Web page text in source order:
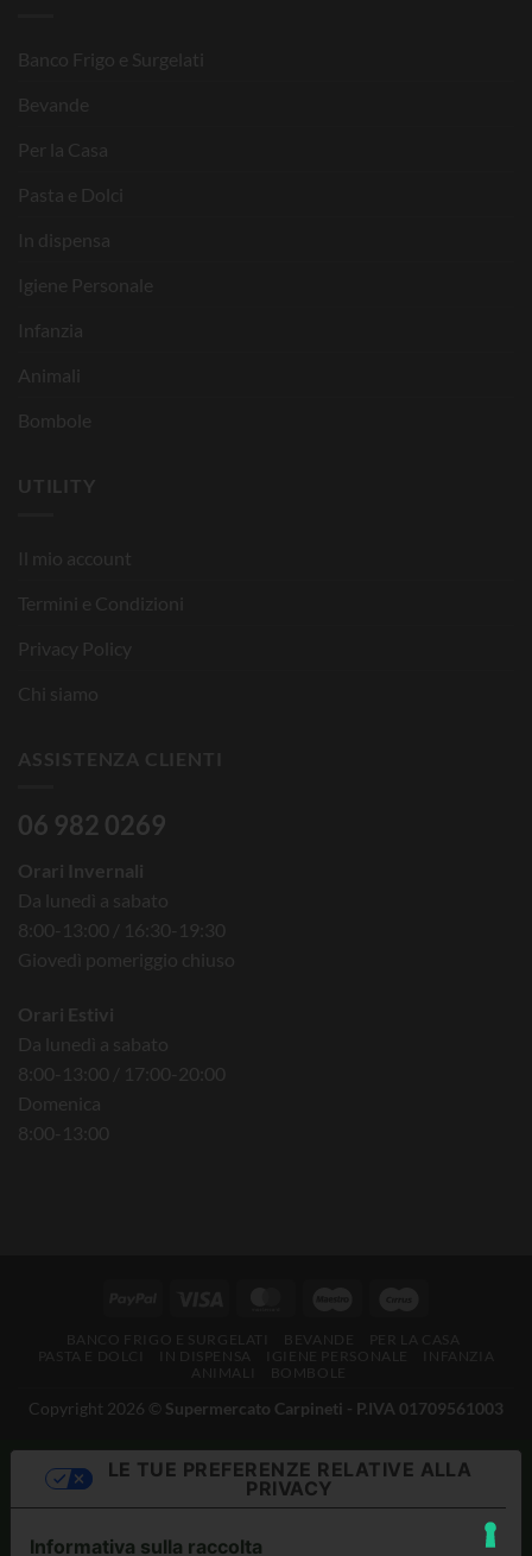
Banco Frigo e Surgelati
Bevande
Per la Casa
Pasta e Dolci
In dispensa
Igiene Personale
Infanzia
Animali
Bombole
UTILITY
Il mio account
Termini e Condizioni
Privacy Policy
Chi siamo
ASSISTENZA CLIENTI
06 982 0269
Orari Invernali
Da lunedì a sabato
8:00-13:00 / 16:30-19:30
Giovedì pomeriggio chiuso
Orari Estivi
Da lunedì a sabato
8:00-13:00 / 17:00-20:00
Domenica
8:00-13:00
Copyright 2026 © Supermercato Carpineti - P.IVA 01709561003
Informativa sulla raccolta
LE TUE PREFERENZE RELATIVE ALLA
PRIVACY